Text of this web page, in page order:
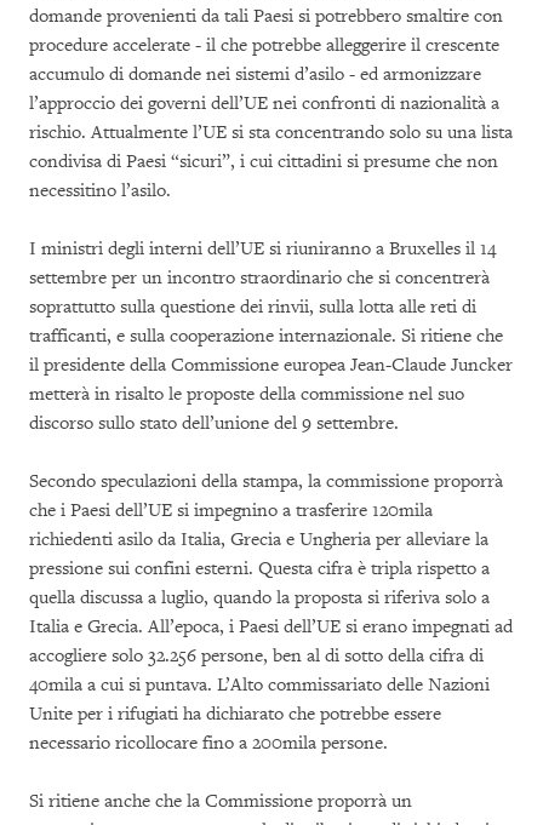
domande provenienti da tali Paesi si potrebbero smaltire con
procedure accelerate - il che potrebbe alleggerire il crescente
accumulo di domande nei sistemi d’asilo - ed armonizzare
l’approccio dei governi dell’UE nei confronti di nazionalità a
rischio. Attualmente l’UE si sta concentrando solo su una lista
condivisa di Paesi “sicuri”, i cui cittadini si presume che non
necessitino l’asilo.
I ministri degli interni dell’UE si riuniranno a Bruxelles il 14
settembre per un incontro straordinario che si concentrerà
soprattutto sulla questione dei rinvii, sulla lotta alle reti di
trafficanti, e sulla cooperazione internazionale. Si ritiene che
il presidente della Commissione europea Jean-Claude Juncker
metterà in risalto le proposte della commissione nel suo
discorso sullo stato dell’unione del 9 settembre.
Secondo speculazioni della stampa, la commissione proporrà
che i Paesi dell’UE si impegnino a trasferire 120mila
richiedenti asilo da Italia, Grecia e Ungheria per alleviare la
pressione sui confini esterni. Questa cifra è tripla rispetto a
quella discussa a luglio, quando la proposta si riferiva solo a
Italia e Grecia. All’epoca, i Paesi dell’UE si erano impegnati ad
accogliere solo 32.256 persone, ben al di sotto della cifra di
40mila a cui si puntava. L’Alto commissariato delle Nazioni
Unite per i rifugiati ha dichiarato che potrebbe essere
necessario ricollocare fino a 200mila persone.
Si ritiene anche che la Commissione proporrà un